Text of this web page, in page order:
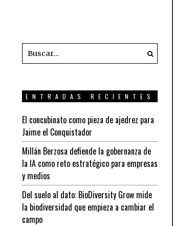
ENTRADAS RECIENTES
El concubinato como pieza de ajedrez para
Jaime el Conquistador
Millán Berzosa defiende la gobernanza de
la IA como reto estratégico para empresas
y medios
Del suelo al dato: BioDiversity Grow mide
la biodiversidad que empieza a cambiar el
campo